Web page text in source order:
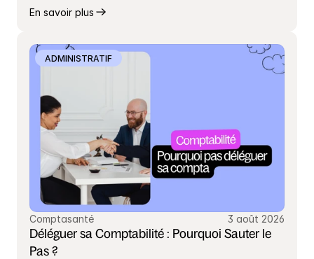
En savoir plus
ADMINISTRATIF
Comptasanté 3 août 2026
Déléguer sa Comptabilité : Pourquoi Sauter le
Pas ?